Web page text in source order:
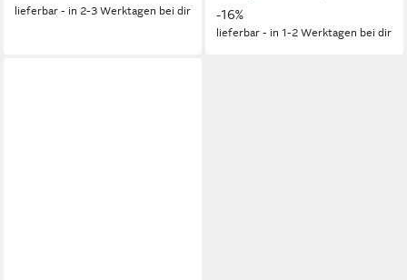
lieferbar - in 2-3 Werktagen bei dir -16%
lieferbar - in 1-2 Werktagen bei dir